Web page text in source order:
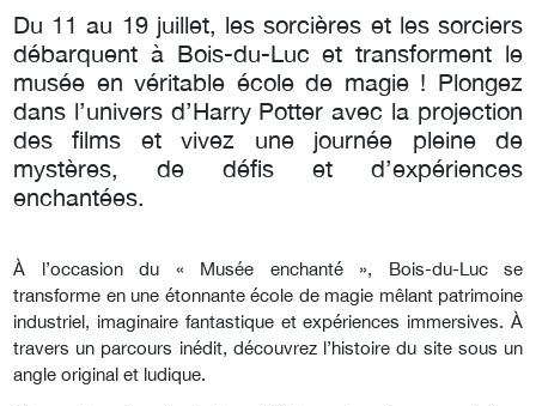
Du 11 au 19 juillet, les sorcières et les sorciers
débarquent à Bois-du-Luc et transforment le
musée en véritable école de magie ! Plongez
dans l’univers d’Harry Potter avec la projection
des films et vivez une journée pleine de
mystères, de défis et d’expériences
enchantées.
À l’occasion du « Musée enchanté », Bois-du-Luc se
transforme en une étonnante école de magie mêlant patrimoine
industriel, imaginaire fantastique et expériences immersives. À
travers un parcours inédit, découvrez l’histoire du site sous un
angle original et ludique.